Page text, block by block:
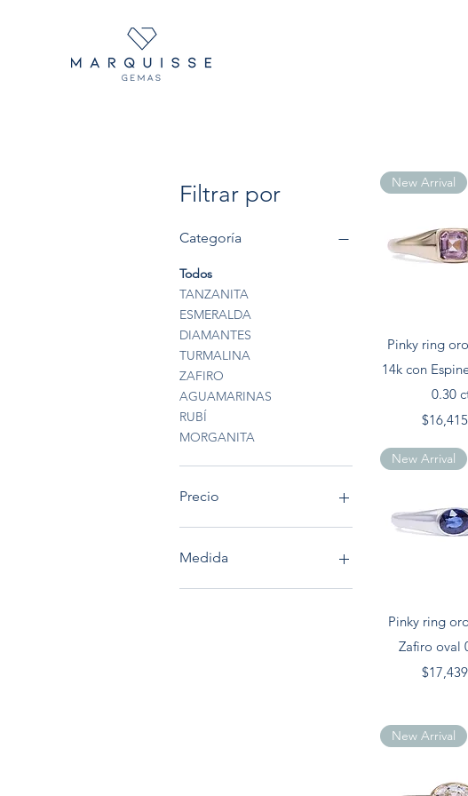
Filtrar por
Categoría
Todos
TANZANITA
ESMERALDA
DIAMANTES
TURMALINA
ZAFIRO
AGUAMARINAS
RUBÍ
MORGANITA
Precio
Medida
3
Vista
New Arrival
Pinky ring
14k con
0.30
Precio
Vista
New Arrival
Pinky ring
Zafiro oval
Precio
New Arrival